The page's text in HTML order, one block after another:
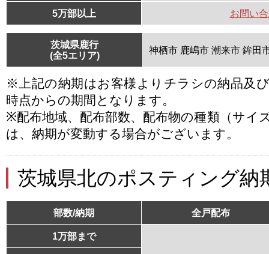
5万部以上 お問い
茨城県鹿行
(全5エリア)
神栖市 鹿嶋市 潮来市 鉾田
※上記の納期はお客様よりチラシの納品及
時点からの期間となります。
※配布地域、配布部数、配布物の種類（サイ
は、納期が変動する場合がございます。
茨城県北のポスティング納
部数/納期 全戸配布
1万部まで